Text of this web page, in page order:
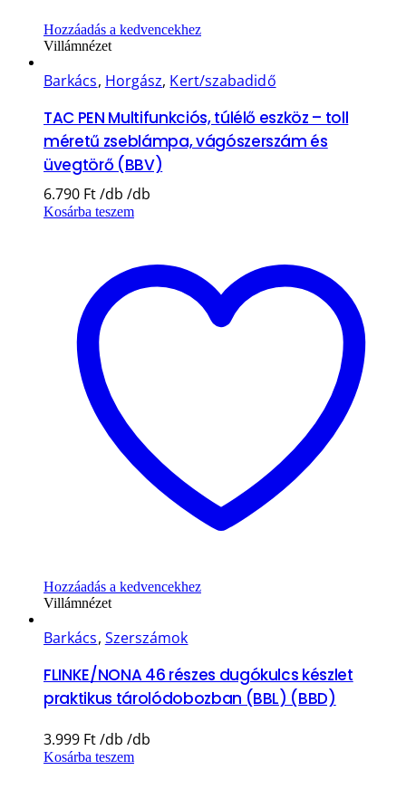
Hozzáadás a kedvencekhez
Villámnézet
Barkács, Horgász, Kert/szabadidő
TAC PEN Multifunkciós, túlélő eszköz – toll
méretű zseblámpa, vágószerszám és
üvegtörő (BBV)
6.790 Ft
Kosárba teszem
Hozzáadás a kedvencekhez
Villámnézet
Barkács, Szerszámok
FLINKE/NONA 46 részes dugókulcs készlet
praktikus tárolódobozban (BBL) (BBD)
3.999 Ft
Kosárba teszem